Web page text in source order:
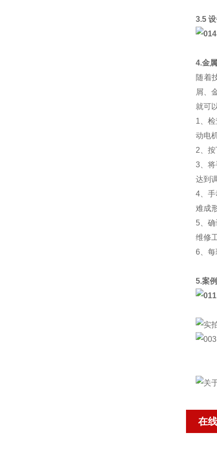
3.5
4.金
随着
屑、
就可
1、
动电
2、
3、
达到
4、
难成
5、
维修
6、
5.案
在